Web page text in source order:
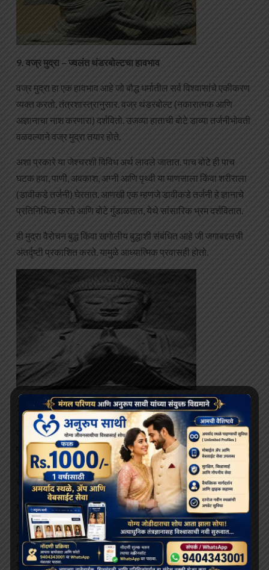
9. वज्र मुद्रा – ज्वलंत थंडरबोल्टचा हावभाव
वज्र मुद्रा हा एक हावभाव आहे जो बौद्ध धर्मातील सर्व विश्वासांचे एकीकरण
व्यक्त करतो, तंत्रशास्त्रानुसार. वज्र थंडरबोल्ट (नकारात्मक आणि
अज्ञानाचा नाश करणारा) दर्शवितो. उजव्या हाताची बोटे डाव्या तर्जनीभोवती
वळवल्याने वज्र मुद्रा तयार होते.
अशा प्रकारे या जेश्चरशी विविध अर्थ लावले जातात. पाच बोटे ही पाच
घटक हवा, पाणी, अवकाश, अग्नी आणि पृथ्वी या माणसाला किंवा शरीराला
(डावीकडे तर्जनी) घेरतात. आणखी एक म्हणजे डावीकडे तर्जनी हे ज्ञानाचे
प्रतिनिधित्व करते आणि बोटे गुंडाळतात, येथे सांसारिक भ्रम दर्शवितात.
ही मुद्रा वैरोचन बुद्ध किंवा खगोलीय बुद्धाशी संबंधित आहे जी जगाबद्दलची
अंतर्दृष्टी प्रकाशित करते. यामुळे आध्यात्मिक प्रवासही होतो.
10. उत्तरबोधी मुद्रा – आत्म-साक्षात्काराचा हावभाव
उत्तरबोधी मुद्रा एका अभ्यासकाला त्या अवस्थेपर्यंत पोहोचवते जिथे
परमात्म्याशी स्वतःचे मिलन होते. ते करण्यासाठी, हृदयाच्या क्षेत्राच्या
पातळीवर हात जोडा. निर्देशांक वगळता बोटांनी गुंफलेली आणि अंगठा
खालच्या दिशेने पसरवा.
या मुद्रेचे पालन केल्याने बुद्ध म्हणून ज्ञान प्राप्त होते.
स्वतःचा शोध ही सांसारिक किंवा भौतिक मानसिकतेचा भ्रम साफ आणि
फिल्टर करण्याची सतत प्रक्रिया आहे.
या चिंतनावर या मुद्रेत चिंतन केल्याने अभ्यासकाला आत्मस्वरूपाचा